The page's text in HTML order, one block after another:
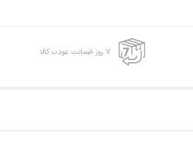
۷ روز ضمانت عودت کالا